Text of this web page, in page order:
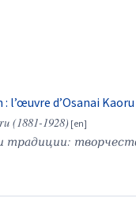
d’Osanai Kaoru
(1881-1928)